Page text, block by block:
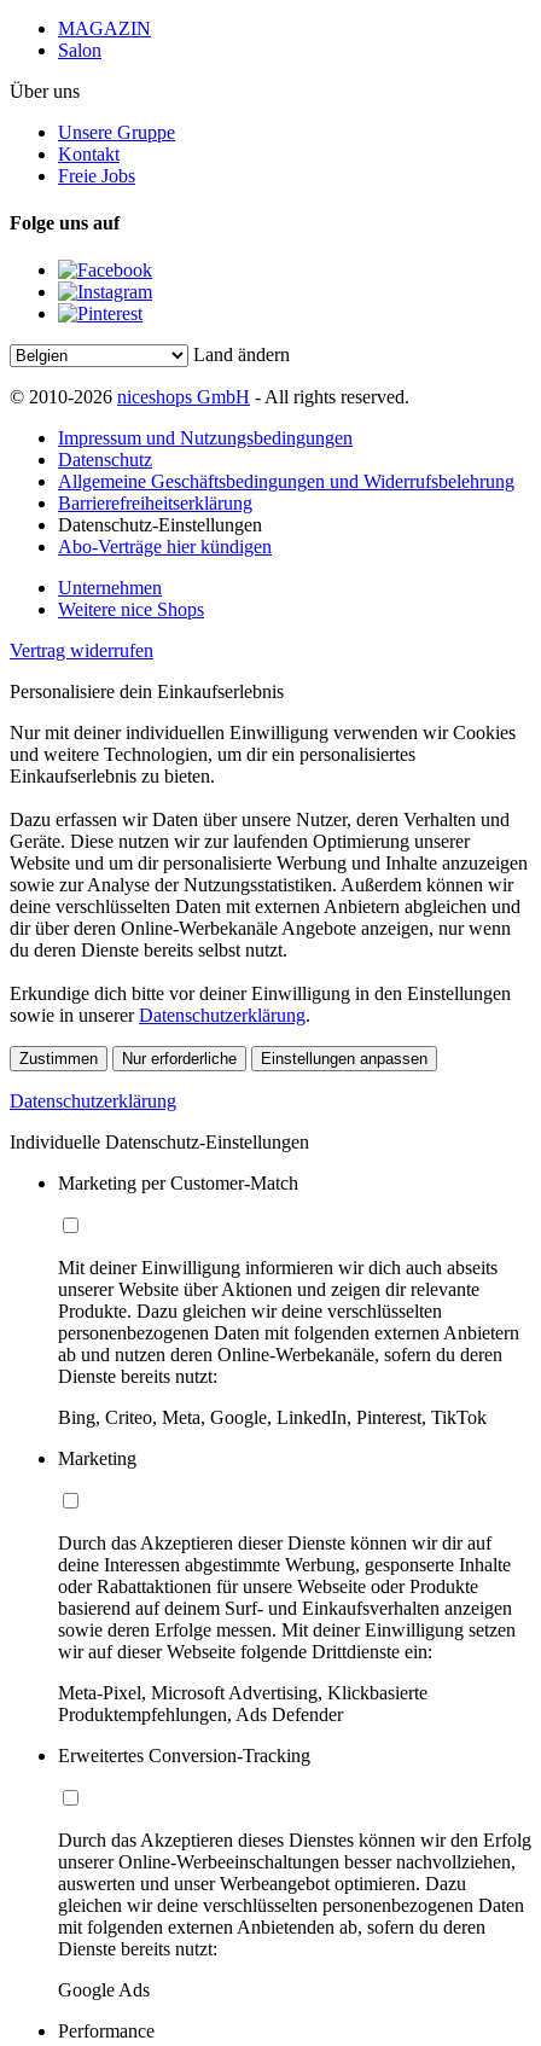
MAGAZIN
Salon
Über uns
Unsere Gruppe
Kontakt
Freie Jobs
Folge uns auf
Land ändern
© 2010-2026 niceshops GmbH - All rights reserved.
Impressum und Nutzungsbedingungen
Datenschutz
Allgemeine Geschäftsbedingungen und Widerrufsbelehrung
Barrierefreiheitserklärung
Datenschutz-Einstellungen
Abo-Verträge hier kündigen
Unternehmen
Weitere nice Shops
Vertrag widerrufen
Personalisiere dein Einkaufserlebnis
Nur mit deiner individuellen Einwilligung verwenden wir Cookies
und weitere Technologien, um dir ein personalisiertes
Einkaufserlebnis zu bieten.
Dazu erfassen wir Daten über unsere Nutzer, deren Verhalten und
Geräte. Diese nutzen wir zur laufenden Optimierung unserer
Website und um dir personalisierte Werbung und Inhalte anzuzeigen
sowie zur Analyse der Nutzungsstatistiken. Außerdem können wir
deine verschlüsselten Daten mit externen Anbietern abgleichen und
dir über deren Online-Werbekanäle Angebote anzeigen, nur wenn
du deren Dienste bereits selbst nutzt.
Erkundige dich bitte vor deiner Einwilligung in den Einstellungen
sowie in unsererDatenschutzerklärung.
Zustimmen Nur erforderliche Einstellungen anpassen
Datenschutzerklärung
Individuelle Datenschutz-Einstellungen
Marketing per Customer-Match
Mit deiner Einwilligung informieren wir dich auch abseits
unserer Website über Aktionen und zeigen dir relevante
Produkte. Dazu gleichen wir deine verschlüsselten
personenbezogenen Daten mit folgenden externen Anbietern
ab und nutzen deren Online-Werbekanäle, sofern du deren
Dienste bereits nutzt:
Bing, Criteo, Meta, Google, LinkedIn, Pinterest, TikTok
Marketing
Durch das Akzeptieren dieser Dienste können wir dir auf
deine Interessen abgestimmte Werbung, gesponserte Inhalte
oder Rabattaktionen für unsere Webseite oder Produkte
basierend auf deinem Surf- und Einkaufsverhalten anzeigen
sowie deren Erfolge messen. Mit deiner Einwilligung setzen
wir auf dieser Webseite folgende Drittdienste ein:
Meta-Pixel, Microsoft Advertising, Klickbasierte
Produktempfehlungen, Ads Defender
Erweitertes Conversion-Tracking
Durch das Akzeptieren dieses Dienstes können wir den Erfolg
unserer Online-Werbeeinschaltungen besser nachvollziehen,
auswerten und unser Werbeangebot optimieren. Dazu
gleichen wir deine verschlüsselten personenbezogenen Daten
mit folgenden externen Anbietenden ab, sofern du deren
Dienste bereits nutzt:
Google Ads
Performance